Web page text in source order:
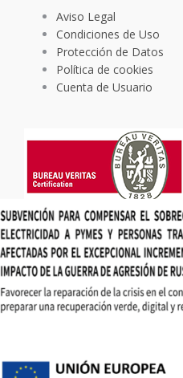
Aviso Legal
Condiciones de Uso
Protección de Datos
Política de cookies
Cuenta de Usuario